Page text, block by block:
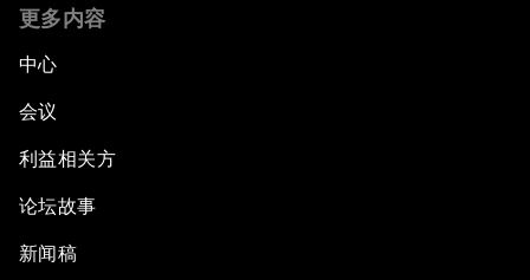
更多内容
中心
会议
利益相关方
论坛故事
新闻稿